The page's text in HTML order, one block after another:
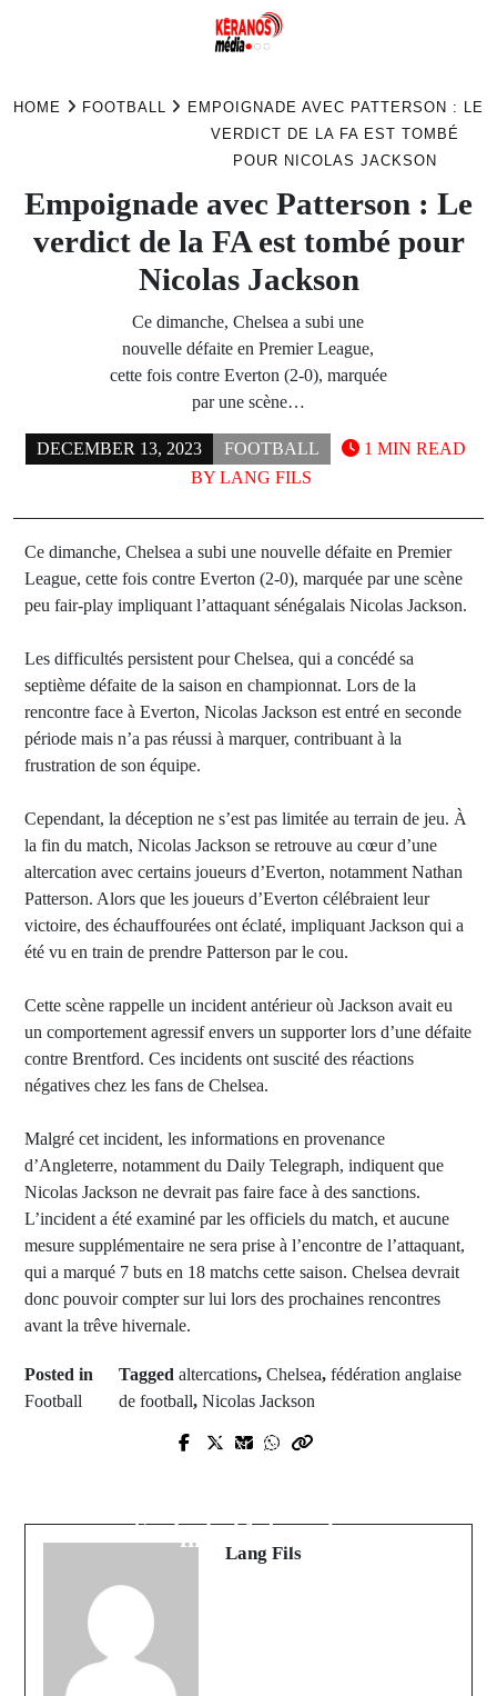
HOME FOOTBALL
EMPOIGNADE AVEC PATTERSON : LE
VERDICT DE LA FA EST TOMBÉ
POUR NICOLAS JACKSON
Empoignade avec Patterson : Le
verdict de la FA est tombé pour
Nicolas Jackson
Ce dimanche, Chelsea a subi une
nouvelle défaite en Premier League,
cette fois contre Everton (2-0), marquée
par une scène…
DECEMBER 13, 2023
FOOTBALL
BY LANG FILS
1 MIN READ
Ce dimanche, Chelsea a subi une nouvelle défaite en Premier
League, cette fois contre Everton (2-0), marquée par une scène
peu fair-play impliquant l’attaquant sénégalais Nicolas Jackson.
Les difficultés persistent pour Chelsea, qui a concédé sa
septième défaite de la saison en championnat. Lors de la
rencontre face à Everton, Nicolas Jackson est entré en seconde
période mais n’a pas réussi à marquer, contribuant à la
frustration de son équipe.
Cependant, la déception ne s’est pas limitée au terrain de jeu. À
la fin du match, Nicolas Jackson se retrouve au cœur d’une
altercation avec certains joueurs d’Everton, notamment Nathan
Patterson. Alors que les joueurs d’Everton célébraient leur
victoire, des échauffourées ont éclaté, impliquant Jackson qui a
été vu en train de prendre Patterson par le cou.
Cette scène rappelle un incident antérieur où Jackson avait eu
un comportement agressif envers un supporter lors d’une défaite
contre Brentford. Ces incidents ont suscité des réactions
négatives chez les fans de Chelsea.
Malgré cet incident, les informations en provenance
d’Angleterre, notamment du Daily Telegraph, indiquent que
Nicolas Jackson ne devrait pas faire face à des sanctions.
L’incident a été examiné par les officiels du match, et aucune
mesure supplémentaire ne sera prise à l’encontre de l’attaquant,
qui a marqué 7 buts en 18 matchs cette saison. Chelsea devrait
donc pouvoir compter sur lui lors des prochaines rencontres
avant la trêve hivernale.
Posted in
Football
Tagged altercations, Chelsea, fédération anglaise
de football, Nicolas Jackson
Prev Post
Sonko le 14 décembre
Next Post
financements
Lang Fils